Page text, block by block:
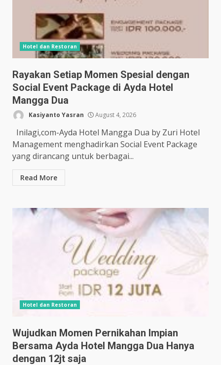
Hotel dan Restoran
Rayakan Setiap Momen Spesial dengan
Social Event Package di Ayda Hotel
Mangga Dua
Kasiyanto Yasran August 4, 2026
Inilagi,com-Ayda Hotel Mangga Dua by Zuri Hotel
Management menghadirkan Social Event Package
yang dirancang untuk berbagai...
Read More
Hotel dan Restoran
Wujudkan Momen Pernikahan Impian
Bersama Ayda Hotel Mangga Dua Hanya
dengan 12jt saja